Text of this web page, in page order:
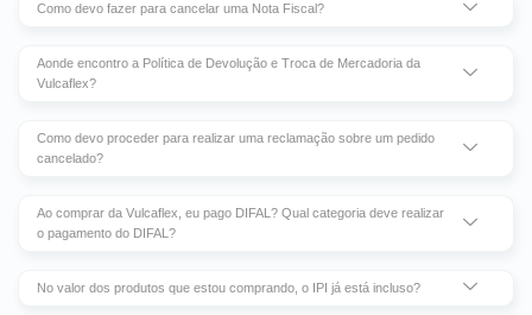
Como devo fazer para cancelar uma Nota Fiscal?
Aonde encontro a Política de Devolução e Troca de Mercadoria da
Vulcaflex?
Como devo proceder para realizar uma reclamação sobre um pedido
cancelado?
Ao comprar da Vulcaflex, eu pago DIFAL? Qual categoria deve realizar
o pagamento do DIFAL?
No valor dos produtos que estou comprando, o IPI já está incluso?